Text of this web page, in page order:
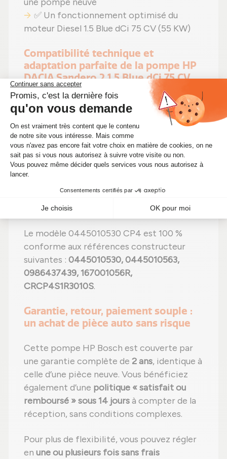
✅ Un fonctionnement optimisé du
moteur Diesel 1.5 Blue dCi 75 CV (55 KW)
Compatibilité technique et
adaptation parfaite de la pompe HP
DACIA Sandero 2 1.5 Blue dCi 75 CV
Cette pompe haute pression est
compatible avec tous les véhicules DACIA
Sandero 2 équipés du moteur Diesel 1.5 Blue
dCi 75 CV (55 KW) de1461 cm3. Elle est
prévue pour les motorisations portant les
codes moteurs suivants : K9K 626, K9K 629,
628, K9K 802, assurant une adaptation sans
modification à votre véhicule.
Le modèle 0445010530 CP4 est 100 %
conforme aux références constructeur
suivantes : 0445010530, 0445010563,
0986437439, 167001056R,
CRCP4S1R3010S.
Garantie, retour, paiement souple :
un achat de pièce auto sans risque
Cette pompe HP Bosch est couverte par
une garantie complète de 2 ans, identique à
celle d’une pièce neuve. Vous bénéficiez
également d’une politique « satisfait ou
remboursé » sous 14 joursà compter de la
réception, sans conditions complexes.
Pour plus de flexibilité, vous pouvez régler
en une ou plusieurs fois sans frais